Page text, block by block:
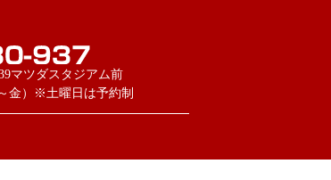
マツダスタジアム前
金）※土曜日は予約制